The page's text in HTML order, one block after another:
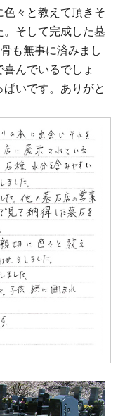
々と教えて頂きそ
そして完成した墓
も無事に済みまし
んでいるでしょ
いです。ありがと